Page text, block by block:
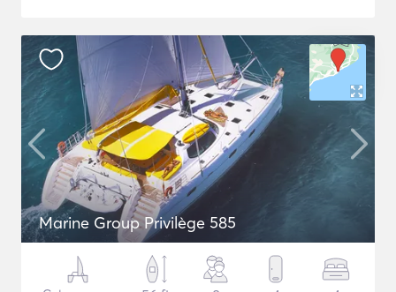
Marine Group Privilège 585